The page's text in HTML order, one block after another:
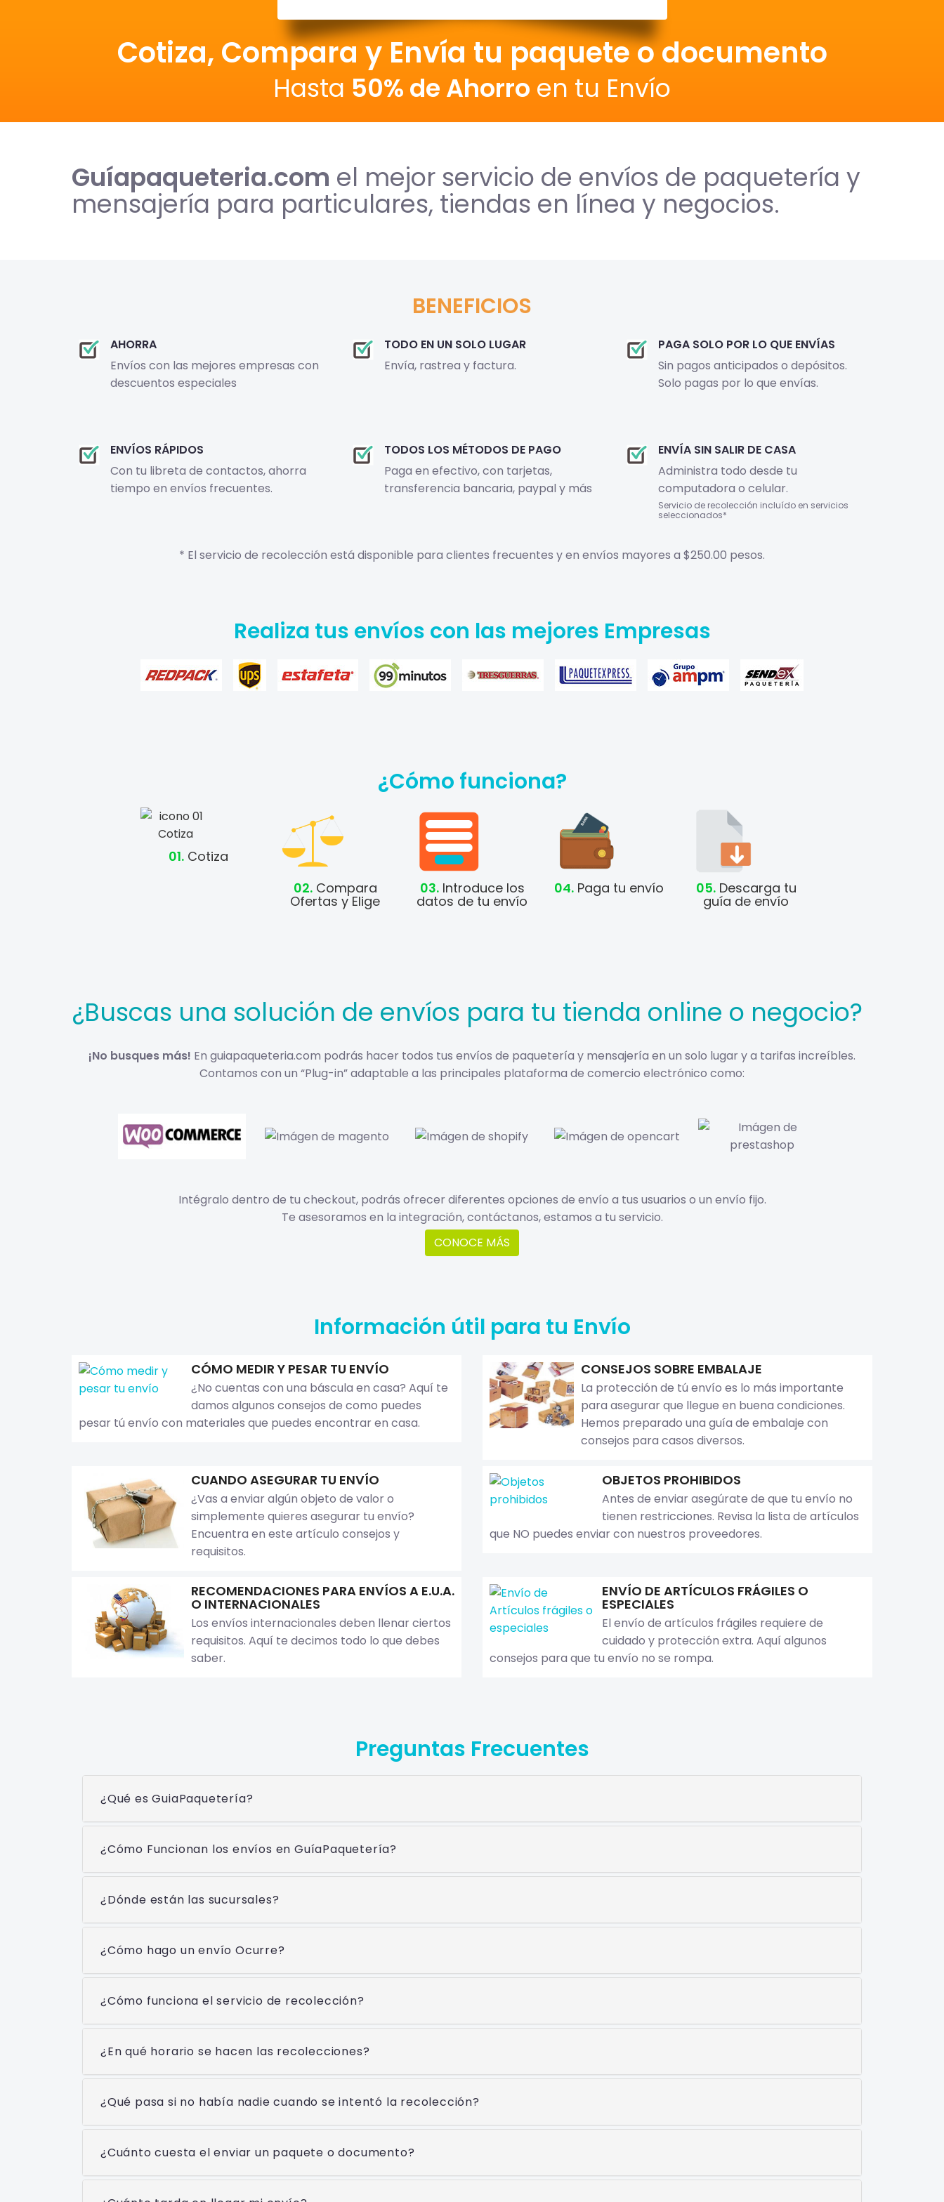
Cotiza, Compara y Envía tu paquete o documento
Hasta 50% de Ahorro en tu Envío
Guíapaqueteria.com el mejor servicio de envíos de paquetería y
mensajería para particulares, tiendas en línea y negocios.
BENEFICIOS
AHORRA
Envíos con las mejores empresas con
descuentos especiales
TODO EN UN SOLO LUGAR
Envía, rastrea y factura.
PAGA SOLO POR LO QUE ENVÍAS
Sin pagos anticipados o depósitos.
Solo pagas por lo que envías.
ENVÍOS RÁPIDOS
Con tu libreta de contactos, ahorra
tiempo en envíos frecuentes.
TODOS LOS MÉTODOS DE PAGO
Paga en efectivo, con tarjetas,
transferencia bancaria, paypal y más
ENVÍA SIN SALIR DE CASA
Administra todo desde tu
computadora o celular.
Servicio de recolección incluído en servicios
seleccionados*
* El servicio de recolección está disponible para clientes frecuentes y en envíos mayores a $250.00 pesos.
Realiza tus envíos con las mejores Empresas
¿Cómo funciona?
01.Cotiza
02.Compara
Ofertas y Elige
03.Introduce los
datos de tu envío
04. Paga tu envío 05.Descarga tu
guía de envío
¿Buscas una solución de envíos para tu tienda online o negocio?
¡No busques más! En guiapaqueteria.com podrás hacer todos tus envíos de paquetería y mensajería en un solo lugar y a tarifas increíbles.
Contamos con un “Plug-in” adaptable a las principales plataforma de comercio electrónico como:
Intégralo dentro de tu checkout, podrás ofrecer diferentes opciones de envío a tus usuarios o un envío fijo.
Te asesoramos en la integración, contáctanos, estamos a tu servicio.
CONOCE MÁS
Información útil para tu Envío
CÓMO MEDIR Y PESAR TU ENVÍO
¿No cuentas con una báscula en casa? Aquí te
damos algunos consejos de como puedes
pesar tú envío con materiales que puedes encontrar en casa.
CONSEJOS SOBRE EMBALAJE
La protección de tú envío es lo más importante
para asegurar que llegue en buena condiciones.
Hemos preparado una guía de embalaje con
consejos para casos diversos.
CUANDO ASEGURAR TU ENVÍO
¿Vas a enviar algún objeto de valor o
simplemente quieres asegurar tu envío?
Encuentra en este artículo consejos y
requisitos.
OBJETOS PROHIBIDOS
Antes de enviar asegúrate de que tu envío no
tienen restricciones. Revisa la lista de artículos
que NO puedes enviar con nuestros proveedores.
RECOMENDACIONES PARA ENVÍOS A E.U.A.
O INTERNACIONALES
Los envíos internacionales deben llenar ciertos
requisitos. Aquí te decimos todo lo que debes
saber.
ENVÍO DE ARTÍCULOS FRÁGILES O
ESPECIALES
El envío de artículos frágiles requiere de
cuidado y protección extra. Aquí algunos
consejos para que tu envío no se rompa.
Preguntas Frecuentes
¿Qué es GuiaPaquetería?
¿Cómo Funcionan los envíos en GuíaPaquetería?
¿Dónde están las sucursales?
¿Cómo hago un envío Ocurre?
¿Cómo funciona el servicio de recolección?
¿En qué horario se hacen las recolecciones?
¿Qué pasa si no había nadie cuando se intentó la recolección?
¿Cuánto cuesta el enviar un paquete o documento?